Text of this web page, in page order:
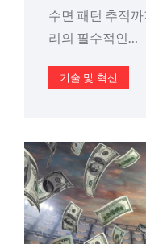
수면 패턴 추적
리의 필수적인…
기술 및 혁신